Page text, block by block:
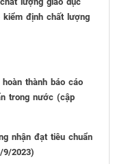
định chất lượng
thành báo cáo
trong nước (cập
nhận đạt tiêu chuẩn
2023)